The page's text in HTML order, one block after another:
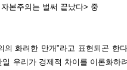
본주의는 벌써 끝났다> 중
의 화려한 만개"라고 표현되곤 한
우리가 경제적 차이를 이론화하